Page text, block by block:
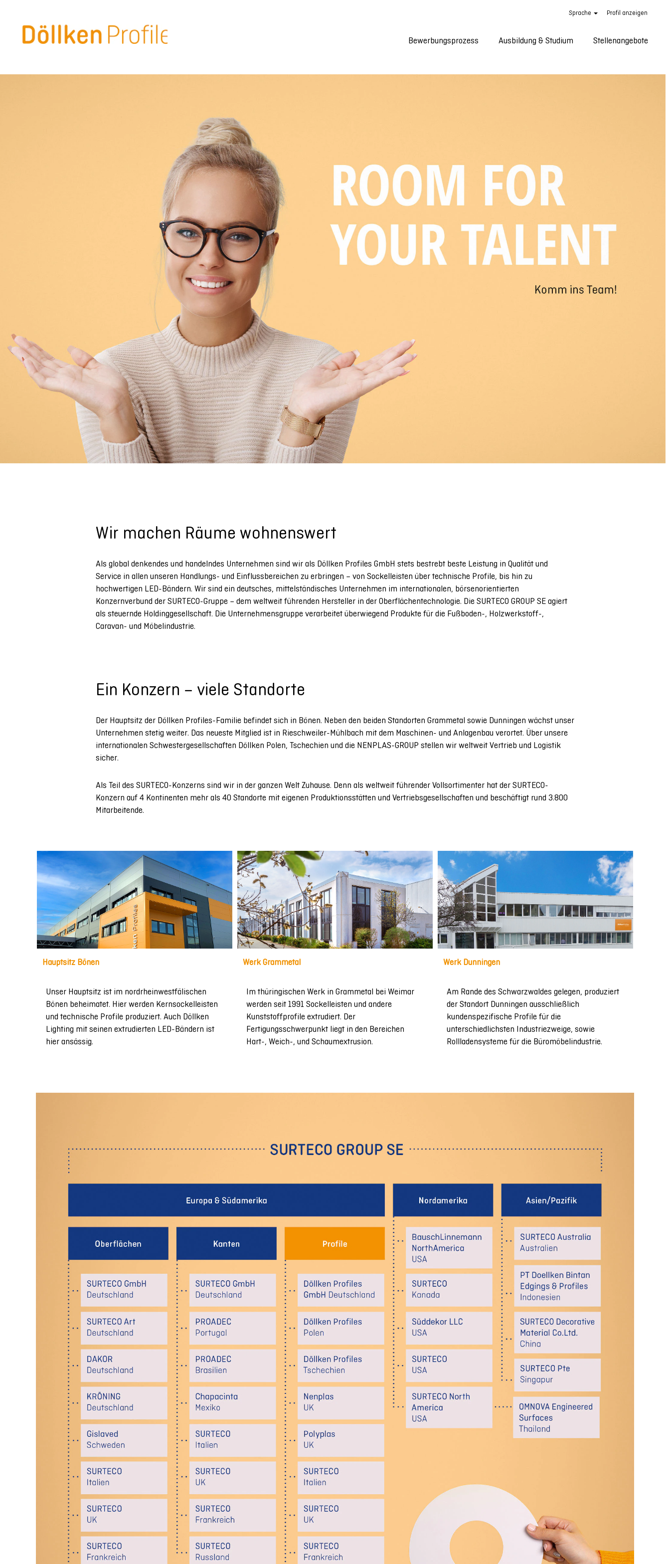
Sprache Profil anzeigen
Bewerbungsprozess Ausbildung & Studium Stellenangebote
Wir machen Räume wohnenswert
Als global denkendes und handelndes Unternehmen sind wir als Döllken Profiles GmbH stets bestrebt beste Leistung in Qualität und
Service in allen unseren Handlungs- und Einflussbereichen zu erbringen – von Sockelleisten über technische Profile, bis hin zu
hochwertigen LED-Bändern. Wir sind ein deutsches, mittelständisches Unternehmen im internationalen, börsenorientierten
Konzernverbund der SURTECO-Gruppe – dem weltweit führenden Hersteller in der Oberflächentechnologie. Die SURTECO GROUP SE agiert
als steuernde Holdinggesellschaft. Die Unternehmensgruppe verarbeitet überwiegend Produkte für die Fußboden-, Holzwerkstoff-,
Caravan- und Möbelindustrie.
Ein Konzern – viele Standorte
Der Hauptsitz der Döllken Profiles-Familie befindet sich in Bönen. Neben den beiden Standorten Grammetal sowie Dunningen wächst unser
Unternehmen stetig weiter. Das neueste Mitglied ist in Rieschweiler-Mühlbach mit dem Maschinen- und Anlagenbau verortet. Über unsere
internationalen Schwestergesellschaften Döllken Polen, Tschechien und die NENPLAS-GROUP stellen wir weltweit Vertrieb und Logistik
sicher.
Als Teil des SURTECO-Konzerns sind wir in der ganzen Welt Zuhause. Denn als weltweit führender Vollsortimenter hat der SURTECO-
Konzern auf 4 Kontinenten mehr als 40 Standorte mit eigenen Produktionsstätten und Vertriebsgesellschaften und beschäftigt rund 3.800
Mitarbeitende.
Hauptsitz Bönen
Unser Hauptsitz ist im nordrheinwestfälischen
Bönen beheimatet. Hier werden Kernsockelleisten
und technische Profile produziert. Auch Döllken
Lighting mit seinen extrudierten LED-Bändern ist
hier ansässig.
Werk Grammetal
Im thüringischen Werk in Grammetal bei Weimar
werden seit 1991 Sockelleisten und andere
Kunststoffprofile extrudiert. Der
Fertigungsschwerpunkt liegt in den Bereichen
Hart-, Weich-, und Schaumextrusion.
Werk Dunningen
Am Rande des Schwarzwaldes gelegen, produziert
der Standort Dunningen ausschließlich
kundenspezifische Profile für die
unterschiedlichsten Industriezweige, sowie
Rollladensysteme für die Büromöbelindustrie.